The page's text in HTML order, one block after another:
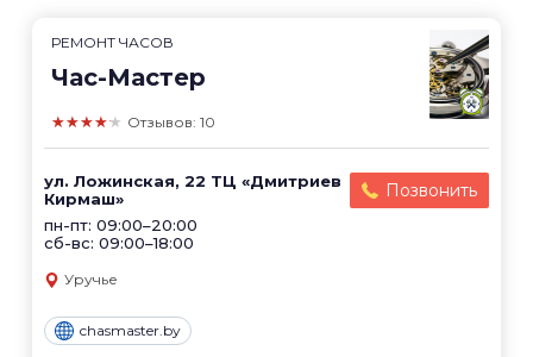
РЕМОНТ ЧАСОВ
Час-Мастер
★★★★★ Отзывов: 10
ул. Ложинская, 22 ТЦ «Дмитриев
Кирмаш»
пн-пт: 09:00–20:00
сб-вс: 09:00–18:00
Позвонить
Уручье
chasmaster.by